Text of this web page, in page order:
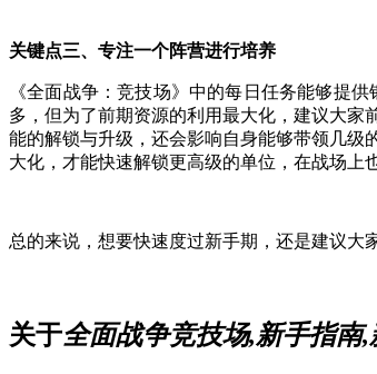
关键点三、专注一个阵营进行培养
《全面战争：竞技场》中的每日任务能够提
多，但为了前期资源的利用最大化，建议大
能的解锁与升级，还会影响自身能够带领几
大化，才能快速解锁更高级的单位，在战场上
总的来说，想要快速度过新手期，还是建议大
关于全面战争竞技场,新手指南